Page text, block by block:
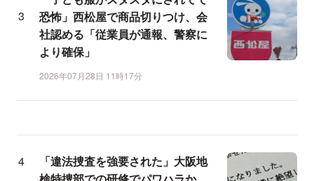
恐怖」西松屋で商品切りつけ、会
社認める「従業員が通報、警察に
より確保」
2026年07月28日 11時17分
「違法捜査を強要された」大阪地